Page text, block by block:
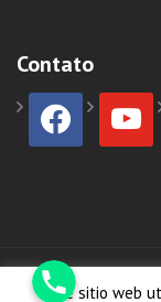
Contato
facebook youtube
© Copyright 2026
Este sitio web
Phone